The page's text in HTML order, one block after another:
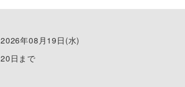
2026年08月19日(水)
20日まで